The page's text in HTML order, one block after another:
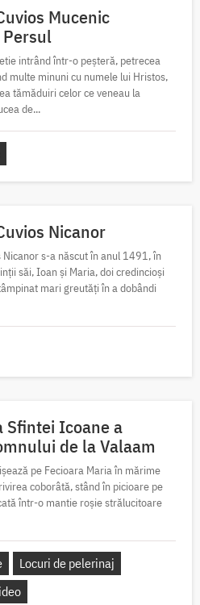
Mucenic
intrând într-o peșteră, petrecea
multe minuni cu numele lui Hristos,
tămăduiri celor ce veneau la
de...
Nicanor
Nicanor s-a născut în anul 1491, în
săi, Ioan și Maria, doi credincioși
mari greutăți în a dobândi
Sfintei Icoane a
de la Valaam
pe Fecioara Maria în mărime
coborâtă, stând în picioare pe
într-o mantie roșie strălucitoare
Locuri de pelerinaj